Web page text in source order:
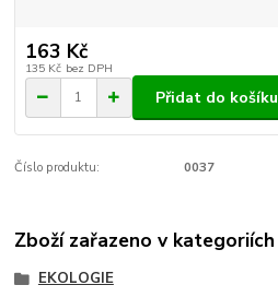
163 Kč
135 Kč bez DPH
Přidat do košíku
Číslo produktu: 0037
Zboží zařazeno v kategoriích
EKOLOGIE